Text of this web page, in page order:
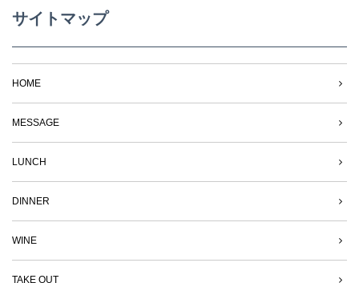
サイトマップ
HOME
MESSAGE
LUNCH
DINNER
WINE
TAKE OUT